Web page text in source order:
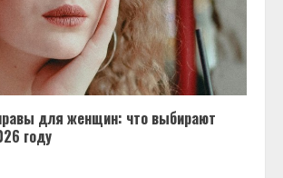
для женщин: что выбирают
году